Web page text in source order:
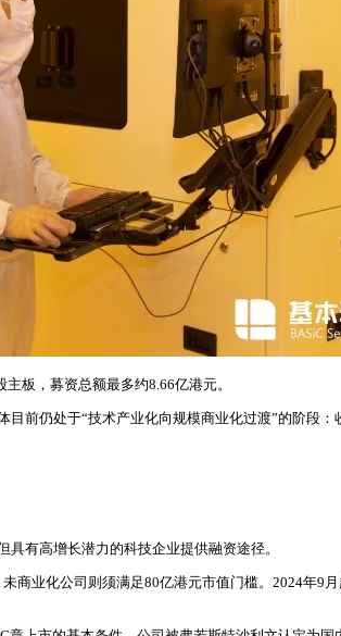
板，募资总额最多约8.66亿港元。
前仍处于“技术产业化向规模商业化过渡”的阶段
有高增长潜力的科技企业提供融资途径。
业化公司则须满足80亿港元市值门槛。2024年9